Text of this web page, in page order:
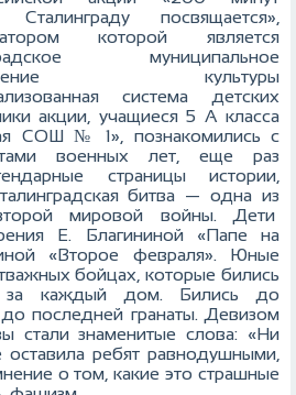
Сталинграду посвящается»,
которой является
муниципальное
культуры
система детских
акции, учащиеся 5 А класса
СОШ № 1», познакомились с
военных лет, еще раз
страницы истории,
битва — одна из
мировой войны. Дети
Е. Благининой «Папе на
«Второе февраля». Юные
бойцах, которые бились
за каждый дом. Бились до
последней гранаты. Девизом
стали знаменитые слова: «Ни
ребят равнодушными,
о том, какие это страшные